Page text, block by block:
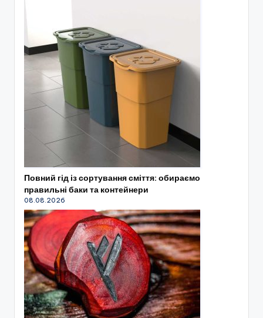
Повний гід із сортування сміття: обираємо
правильні баки та контейнери
08.08.2026